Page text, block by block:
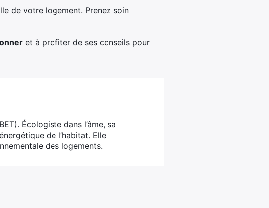
de votre logement. Prenez soin
et à profiter de ses conseils pour
Écologiste dans l’âme, sa
de l’habitat. Elle
des logements.